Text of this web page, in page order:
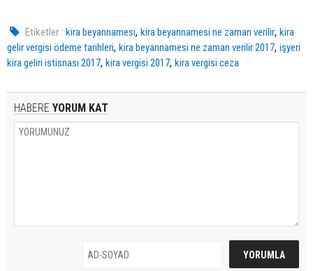
Etiketler : kira beyannamesi,kira beyannamesi ne zaman verilir,kira
gelir vergisi ödeme tarihleri, kira beyannamesi ne zaman verilir 2017, işyeri
kira geliri istisnası 2017, kira vergisi 2017, kira vergisi ceza
HABERE YORUM KAT